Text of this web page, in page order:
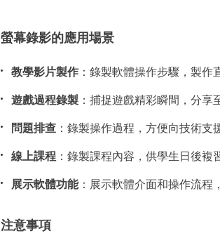
螢幕錄影的應用場景
教學影片製作 ：錄製軟體操作步驟，製作
遊戲過程錄製 ：捕捉遊戲精彩瞬間，分享
問題排查 ：錄製操作過程，方便向技術支
線上課程 ：錄製課程內容，供學生日後複
展示軟體功能：展示軟體介面和操作流程
注意事項